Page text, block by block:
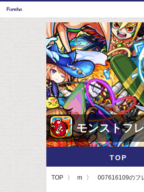
モンストフ
TOP
TOP m 007616109のフ